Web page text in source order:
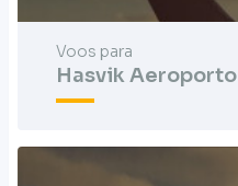
Voos para
Hasvik Aeroporto